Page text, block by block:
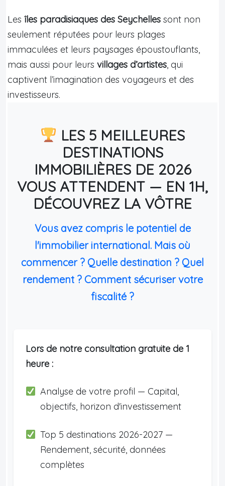
Les îles paradisiaques des Seychelles sont non
seulement réputées pour leurs plages
immaculées et leurs paysages époustouflants,
mais aussi pour leurs villages d’artistes, qui
captivent l’imagination des voyageurs et des
investisseurs.
LES 5 MEILLEURES
DESTINATIONS
IMMOBILIÈRES DE 2026
VOUS ATTENDENT — EN 1H,
DÉCOUVREZ LA VÔTRE
Vous avez compris le potentiel de
l'immobilier international. Mais où
commencer ? Quelle destination ? Quel
rendement ? Comment sécuriser votre
fiscalité ?
Lors de notre consultation gratuite de 1
heure :
Analyse de votre profil — Capital,
objectifs, horizon d'investissement
Top 5 destinations 2026-2027 —
Rendement, sécurité, données
complètes